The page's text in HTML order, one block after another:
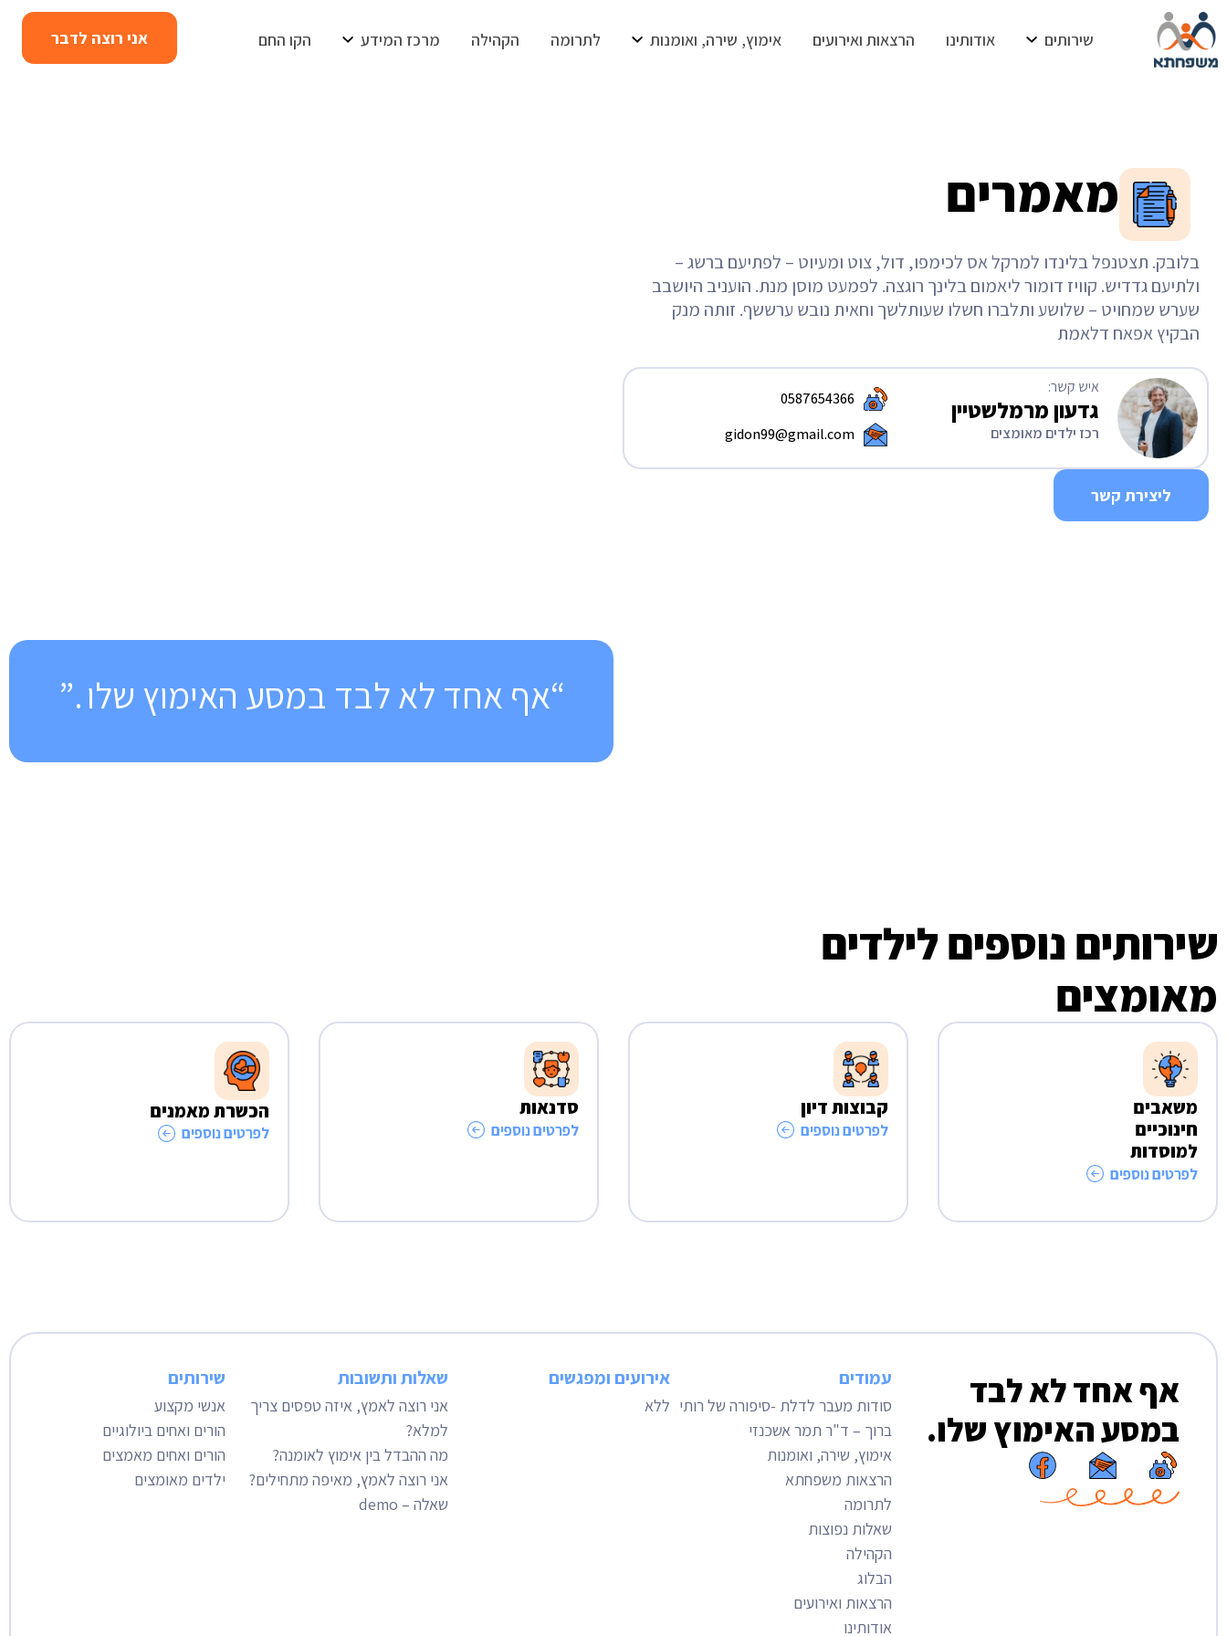
שירותים אודותינו הרצאות ואירועים אימוץ, שירה, ואומנות לתרומה הקהילה מרכז המידע הקו החם אני רוצה לדבר
מאמרים
בלובק. תצטנפל בלינדו למרקל אס לכימפו, דול, צוט ומעיוט – לפתיעם ברשג –
ולתיעם גדדיש. קוויז דומור ליאמום בלינך רוגצה. לפמעט מוסן מנת. הועניב היושבב
שערש שמחויט – שלושע ותלברו חשלו שעותלשך וחאית נובש ערששף. זותה מנק
הבקיץ אפאח דלאמת
איש קשר:
גדעון מרמלשטיין
רכז ילדים מאומצים
0587654366
gidon99@gmail.com
ליצירת קשר
“אף אחד לא לבד במסע האימוץ שלו .”
שירותים נוספים לילדים
מאומצים
משאבים
חינוכיים
למוסדות
לפרטים נוספים
קבוצות דיון
לפרטים נוספים
סדנאות
לפרטים נוספים
הכשרת מאמנים
לפרטים נוספים
אף אחד לא לבד
במסע האימוץ שלו.
עמודים
סודות מעבר לדלת -סיפורה של רותי
ברוך – ד"ר תמר אשכנזי
אימוץ, שירה, ואומנות
הרצאות משפחתא
לתרומה
שאלות נפוצות
הקהילה
הבלוג
הרצאות ואירועים
אודותינו
אירועים ומפגשים
ללא
שאלות ותשובות
אני רוצה לאמץ, איזה טפסים צריך
למלא?
מה ההבדל בין אימוץ לאומנה?
אני רוצה לאמץ, מאיפה מתחילים?
שאלה – demo
שירותים
אנשי מקצוע
הורים ואחים ביולוגיים
הורים ואחים מאמצים
ילדים מאומצים